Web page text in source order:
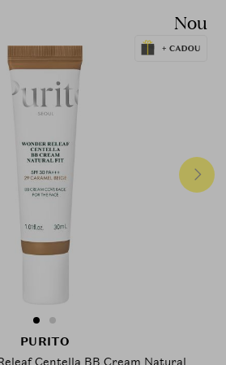
Nou
PURITO
Centella BB Cream Natural